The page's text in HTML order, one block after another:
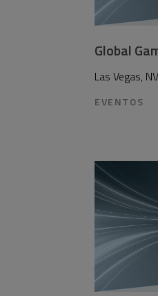
Global
Las Vegas,
EVENTOS